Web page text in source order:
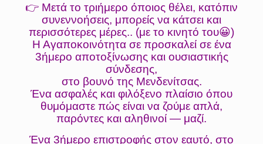
👉 Μετά το τριήμερο όποιος θέλει, κατόπιν
συνεννοήσεις, μπορείς να κάτσει και
περισσότερες μέρες.. (με το κινητό του😀)
Η Αγαποκοινότητα σε προσκαλεί σε ένα
3ήμερο αποτοξίνωσης και ουσιαστικής
σύνδεσης,
στο βουνό της Μενδενίτσας.
Ένα ασφαλές και φιλόξενο πλαίσιο όπου
θυμόμαστε πώς είναι να ζούμε απλά,
παρόντες και αληθινοί — μαζί.
Ένα 3ήμερο επιστροφής στον εαυτό, στο